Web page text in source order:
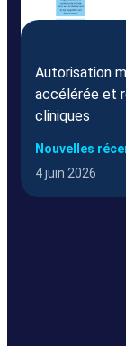
Autorisation
accélérée et
cliniques
Nouvelles
4 juin 2026